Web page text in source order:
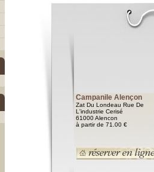
Campanile Alençon
Zat Du Londeau Rue De
L'industrie Cerisé
61000 Alencon
à partir de 71.00 €